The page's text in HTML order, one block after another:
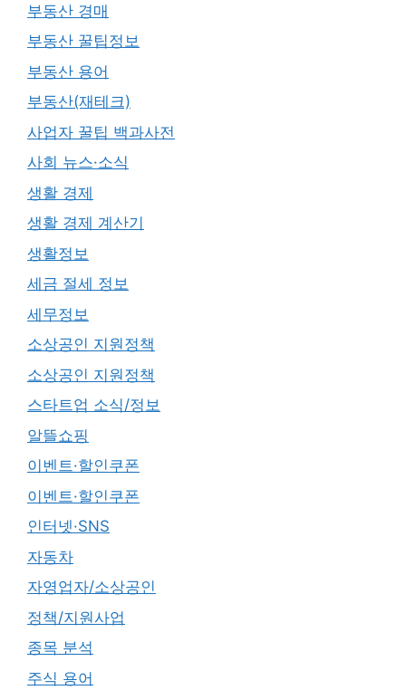
부동산 경매
부동산 꿀팁정보
부동산 용어
부동산(재테크)
사업자 꿀팁 백과사전
사회 뉴스·소식
생활 경제
생활 경제 계산기
생활정보
세금 절세 정보
세무정보
소상공인 지원정책
소상공인 지원정책
스타트업 소식/정보
알뜰쇼핑
이벤트·할인쿠폰
이벤트·할인쿠폰
인터넷·SNS
자동차
자영업자/소상공인
정책/지원사업
종목 분석
주식 용어